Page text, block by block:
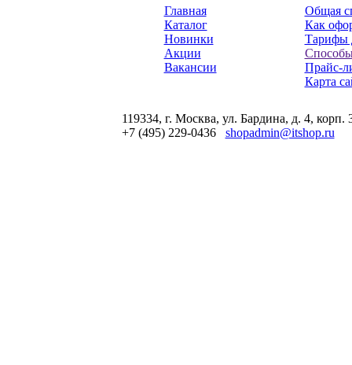
Главная
Каталог
Новинки
Акции
Вакансии
Общая
Как
Тарифы
Прайс-
Карта
119334, г. Москва, ул. Бардина, д. 4, корп.
+7 (495) 229-0436 shopadmin@itshop.ru